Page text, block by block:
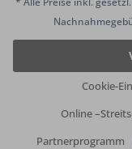
Cookie-
Online
Partnerprogramm